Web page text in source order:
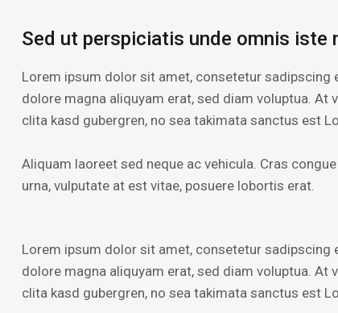
Sed ut perspiciatis unde omnis iste
Lorem ipsum dolor sit amet, consetetur
dolore magna aliquyam erat, sed diam voluptua.
clita kasd gubergren, no sea takimata sanctus est
Aliquam laoreet sed neque ac vehicula. Cras
urna, vulputate at est vitae, posuere lobortis erat.
Lorem ipsum dolor sit amet, consetetur
dolore magna aliquyam erat, sed diam voluptua.
clita kasd gubergren, no sea takimata sanctus est